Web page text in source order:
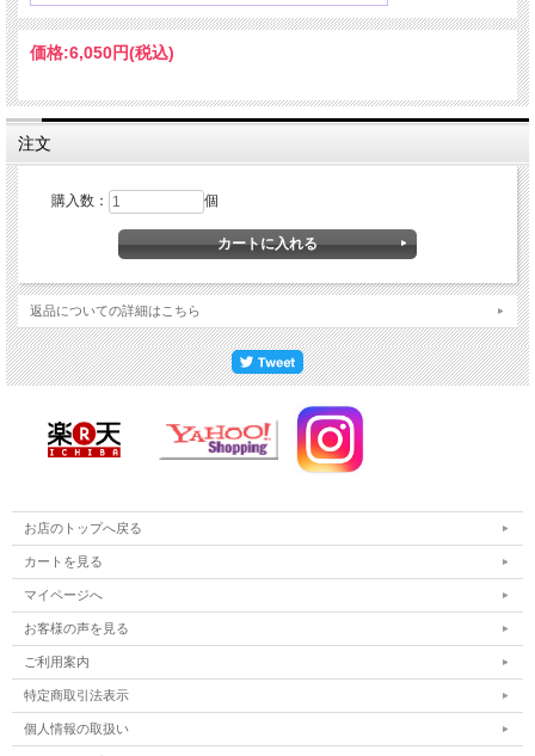
価格:6,050円(税込)
注文
購入数： 個
返品についての詳細はこちら
お店のトップへ戻る
カートを見る
マイページへ
お客様の声を見る
ご利用案内
特定商取引法表示
個人情報の取扱い